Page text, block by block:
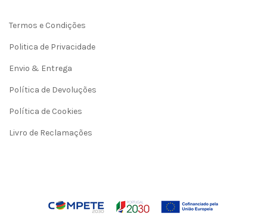
Termos e Condições
Politica de Privacidade
Envio & Entrega
Política de Devoluções
Política de Cookies
Livro de Reclamações